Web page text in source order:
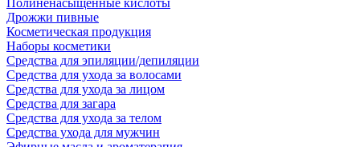
Полиненасыщенные кислоты
Дрожжи пивные
Косметическая продукция
Наборы косметики
Средства для эпиляции/депиляции
Средства для ухода за волосами
Средства для ухода за лицом
Средства для загара
Средства для ухода за телом
Средства ухода для мужчин